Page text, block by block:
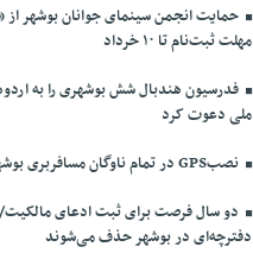
حمایت انجمن سینمای جوانان بوشهر از
مهلت ثبت‌نام تا ۱۰ خرداد
فدرسیون هندبال شش بوشهری را به
ملی دعوت کرد
نصبGPS در تمام ناوگان مسافربری بوشهر الزامی شد
دو سال فرصت برای ثبت ادعای مالکیت/
دفترچه‌ای در بوشهر حذف می‌شوند